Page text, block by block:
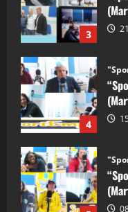
3
4
5